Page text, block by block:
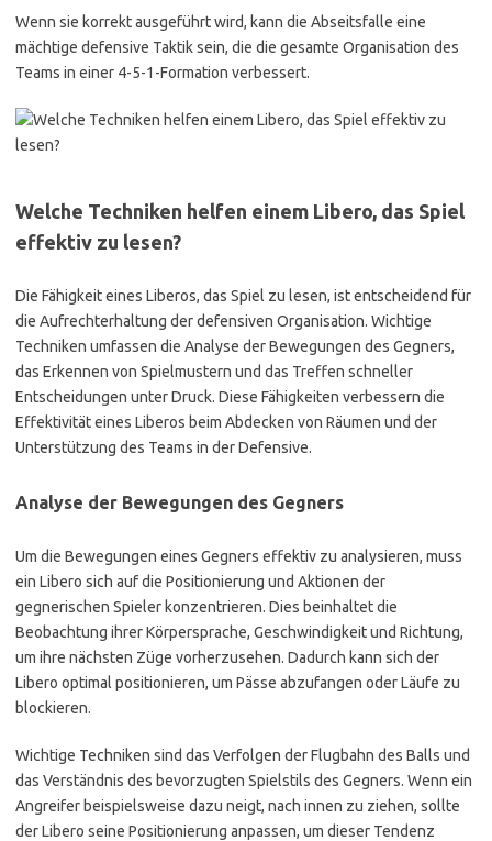
Wenn sie korrekt ausgeführt wird, kann die Abseitsfalle eine
mächtige defensive Taktik sein, die die gesamte Organisation des
Teams in einer 4-5-1-Formation verbessert.
Welche Techniken helfen einem Libero, das Spiel
effektiv zu lesen?
Die Fähigkeit eines Liberos, das Spiel zu lesen, ist entscheidend für
die Aufrechterhaltung der defensiven Organisation. Wichtige
Techniken umfassen die Analyse der Bewegungen des Gegners,
das Erkennen von Spielmustern und das Treffen schneller
Entscheidungen unter Druck. Diese Fähigkeiten verbessern die
Effektivität eines Liberos beim Abdecken von Räumen und der
Unterstützung des Teams in der Defensive.
Analyse der Bewegungen des Gegners
Um die Bewegungen eines Gegners effektiv zu analysieren, muss
ein Libero sich auf die Positionierung und Aktionen der
gegnerischen Spieler konzentrieren. Dies beinhaltet die
Beobachtung ihrer Körpersprache, Geschwindigkeit und Richtung,
um ihre nächsten Züge vorherzusehen. Dadurch kann sich der
Libero optimal positionieren, um Pässe abzufangen oder Läufe zu
blockieren.
Wichtige Techniken sind das Verfolgen der Flugbahn des Balls und
das Verständnis des bevorzugten Spielstils des Gegners. Wenn ein
Angreifer beispielsweise dazu neigt, nach innen zu ziehen, sollte
der Libero seine Positionierung anpassen, um dieser Tendenz